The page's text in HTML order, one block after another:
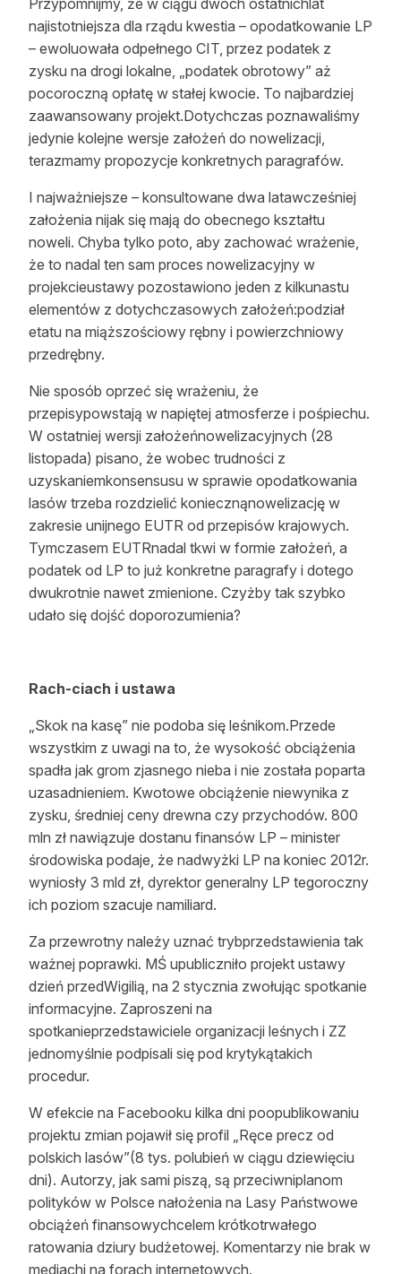
Przypomnijmy, że w ciągu dwóch ostatnichlat
najistotniejsza dla rządu kwestia – opodatkowanie LP
– ewoluowała odpełnego CIT, przez podatek z
zysku na drogi lokalne, „podatek obrotowy” aż
pocoroczną opłatę w stałej kwocie. To najbardziej
zaawansowany projekt.Dotychczas poznawaliśmy
jedynie kolejne wersje założeń do nowelizacji,
terazmamy propozycje konkretnych paragrafów.
I najważniejsze – konsultowane dwa latawcześniej
założenia nijak się mają do obecnego kształtu
noweli. Chyba tylko poto, aby zachować wrażenie,
że to nadal ten sam proces nowelizacyjny w
projekcieustawy pozostawiono jeden z kilkunastu
elementów z dotychczasowych założeń:podział
etatu na miąższościowy rębny i powierzchniowy
przedrębny.
Nie sposób oprzeć się wrażeniu, że
przepisypowstają w napiętej atmosferze i pośpiechu.
W ostatniej wersji założeńnowelizacyjnych (28
listopada) pisano, że wobec trudności z
uzyskaniemkonsensusu w sprawie opodatkowania
lasów trzeba rozdzielić koniecznąnowelizację w
zakresie unijnego EUTR od przepisów krajowych.
Tymczasem EUTRnadal tkwi w formie założeń, a
podatek od LP to już konkretne paragrafy i dotego
dwukrotnie nawet zmienione. Czyżby tak szybko
udało się dojść doporozumienia?
Rach-ciach i ustawa
„Skok na kasę” nie podoba się leśnikom.Przede
wszystkim z uwagi na to, że wysokość obciążenia
spadła jak grom zjasnego nieba i nie została poparta
uzasadnieniem. Kwotowe obciążenie niewynika z
zysku, średniej ceny drewna czy przychodów. 800
mln zł nawiązuje dostanu finansów LP – minister
środowiska podaje, że nadwyżki LP na koniec 2012r.
wyniosły 3 mld zł, dyrektor generalny LP tegoroczny
ich poziom szacuje namiliard.
Za przewrotny należy uznać trybprzedstawienia tak
ważnej poprawki. MŚ upubliczniło projekt ustawy
dzień przedWigilią, na 2 stycznia zwołując spotkanie
informacyjne. Zaproszeni na
spotkanieprzedstawiciele organizacji leśnych i ZZ
jednomyślnie podpisali się pod krytykątakich
procedur.
W efekcie na Facebooku kilka dni poopublikowaniu
projektu zmian pojawił się profil „Ręce precz od
polskich lasów”(8 tys. polubień w ciągu dziewięciu
dni). Autorzy, jak sami piszą, są przeciwniplanom
polityków w Polsce nałożenia na Lasy Państwowe
obciążeń finansowychcelem krótkotrwałego
ratowania dziury budżetowej. Komentarzy nie brak w
mediachi na forach internetowych.